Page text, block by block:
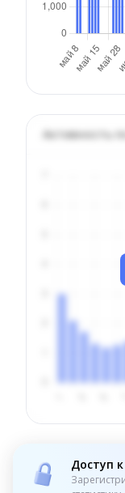
Активность
Доступ